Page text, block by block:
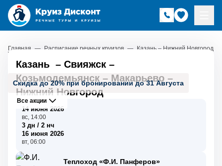
Главная — Расписание речных круизов — Казань – Нижний Новгород
Скидка до 20% при бронировании до 31 Августа
Все акции
Казань – Свияжск –
Козьмодемьянск – Макарьево –
Нижний Новгород
14 июня 2026
вс, 14:00
3 дн / 2 нч
16 июня 2026
вт, 06:00
Теплоход «Ф.И. Панферов»